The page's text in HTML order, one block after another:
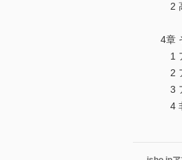
2
4章
1
2
3
4